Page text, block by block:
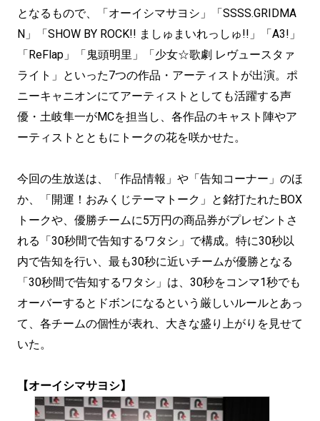
となるもので、「オーイシマサヨシ」「SSSS.GRIDMA
N」「SHOW BY ROCK!! ましゅまいれっしゅ!!」「A3!」
「ReFlap」「鬼頭明里」「少女☆歌劇 レヴュースタァ
ライト」といった7つの作品・アーティストが出演。ポ
ニーキャニオンにてアーティストとしても活躍する声
優・土岐隼一がMCを担当し、各作品のキャスト陣やア
ーティストとともにトークの花を咲かせた。
今回の生放送は、「作品情報」や「告知コーナー」のほ
か、「開運！おみくじテーマトーク」と銘打たれたBOX
トークや、優勝チームに5万円の商品券がプレゼントさ
れる「30秒間で告知するワタシ」で構成。特に30秒以
内で告知を行い、最も30秒に近いチームが優勝となる
「30秒間で告知するワタシ」は、30秒をコンマ1秒でも
オーバーするとドボンになるという厳しいルールとあっ
て、各チームの個性が表れ、大きな盛り上がりを見せて
いた。
【オーイシマサヨシ】